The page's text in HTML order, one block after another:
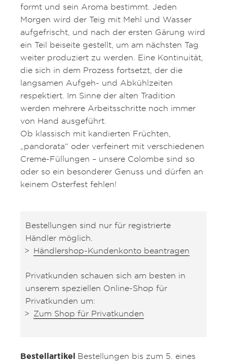
formt und sein Aroma bestimmt. Jeden
Morgen wird der Teig mit Mehl und Wasser
aufgefrischt, und nach der ersten Gärung wird
ein Teil beiseite gestellt, um am nächsten Tag
weiter produziert zu werden. Eine Kontinuität,
die sich in dem Prozess fortsetzt, der die
langsamen Aufgeh- und Abkühlzeiten
respektiert. Im Sinne der alten Tradition
werden mehrere Arbeitsschritte noch immer
von Hand ausgeführt.
Ob klassisch mit kandierten Früchten,
„pandorata“ oder verfeinert mit verschiedenen
Creme-Füllungen – unsere Colombe sind so
oder so ein besonderer Genuss und dürfen an
keinem Osterfest fehlen!
Bestellungen sind nur für registrierte
Händler möglich.
Händlershop-Kundenkonto beantragen
Privatkunden schauen sich am besten in
unserem speziellen Online-Shop für
Privatkunden um:
Zum Shop für Privatkunden
Bestellartikel Bestellungen bis zum 5. eines